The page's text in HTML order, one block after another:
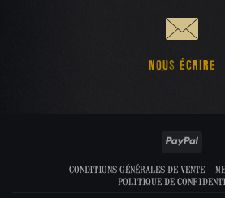
NOUS ÉCRIRE
PayPal
CONDITIONS GÉNÉRALES DE VENTE
POLITIQUE DE